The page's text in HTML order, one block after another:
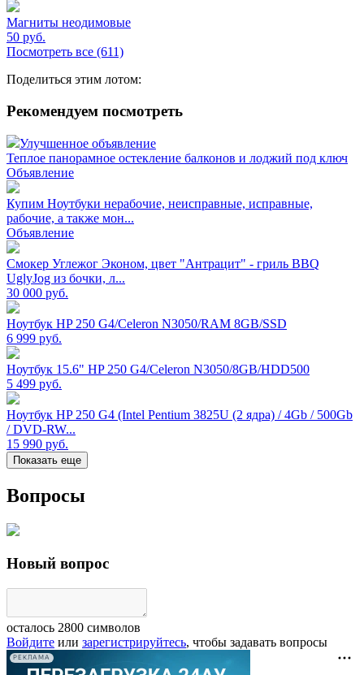
Магниты неодимовые
50 руб.
Посмотреть все (611)
Поделиться этим лотом:
Рекомендуем посмотреть
Улучшенное объявление
Теплое панорамное остекление балконов и лоджий под ключ
Объявление
Купим Ноутбуки нерабочие, неисправные, исправные,
рабочие, а также мон...
Объявление
Смокер Углежог Эконом, цвет "Антрацит" - гриль BBQ
UglyJog из бочки, л...
30 000 руб.
Ноутбук HP 250 G4/Celeron N3050/RAM 8GB/SSD
6 999 руб.
Ноутбук 15.6" HP 250 G4/Celeron N3050/8GB/HDD500
5 499 руб.
Ноутбук HP 250 G4 (Intel Pentium 3825U (2 ядра) / 4Gb / 500Gb
/ DVD-RW...
15 990 руб.
Показать еще
Вопросы
Новый вопрос
осталось 2800 символов
Войдите или зарегистрируйтесь, чтобы задавать вопросы
РЕКЛАМА